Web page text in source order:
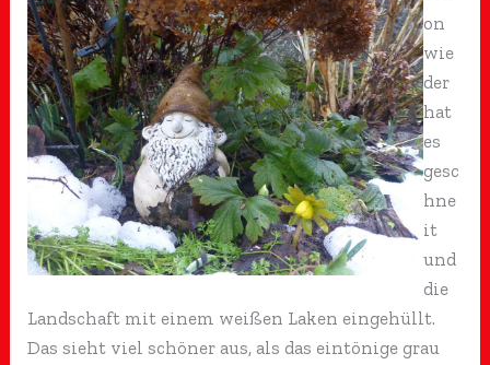
on
wie
der
hat
es
gesc
hne
it
und
die
Landschaft mit einem weißen Laken eingehüllt.
Das sieht viel schöner aus, als das eintönige grau